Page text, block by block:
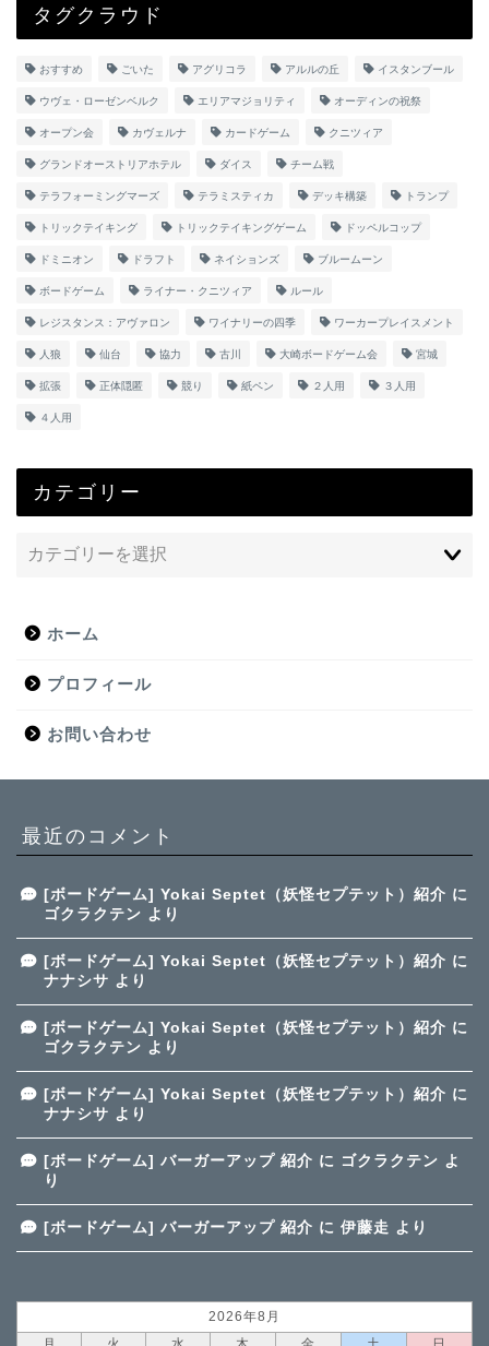
タグクラウド
おすすめ ごいた アグリコラ アルルの丘 イスタンブール
ウヴェ・ローゼンベルク エリアマジョリティ オーディンの祝祭
オープン会 カヴェルナ カードゲーム クニツィア
グランドオーストリアホテル ダイス チーム戦
テラフォーミングマーズ テラミスティカ デッキ構築 トランプ
トリックテイキング トリックテイキングゲーム ドッペルコップ
ドミニオン ドラフト ネイションズ ブルームーン
ボードゲーム ライナー・クニツィア ルール
レジスタンス：アヴァロン ワイナリーの四季 ワーカープレイスメント
人狼 仙台 協力 古川 大崎ボードゲーム会 宮城
拡張 正体隠匿 競り 紙ペン ２人用 ３人用
４人用
カテゴリー
ホーム
プロフィール
お問い合わせ
最近のコメント
[ボードゲーム] Yokai Septet（妖怪セプテット）紹介 に
ゴクラクテン より
[ボードゲーム] Yokai Septet（妖怪セプテット）紹介 に
ナナシサ より
[ボードゲーム] Yokai Septet（妖怪セプテット）紹介 に
ゴクラクテン より
[ボードゲーム] Yokai Septet（妖怪セプテット）紹介 に
ナナシサ より
[ボードゲーム] バーガーアップ 紹介 に ゴクラクテン よ
り
[ボードゲーム] バーガーアップ 紹介 に 伊藤走 より
2026年8月